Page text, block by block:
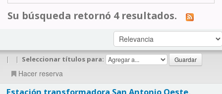
Su búsqueda retornó 4 resultados.
| | Seleccionar títulos para:
Hacer reserva